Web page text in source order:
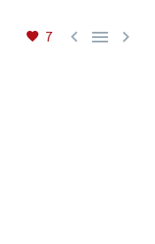
7   